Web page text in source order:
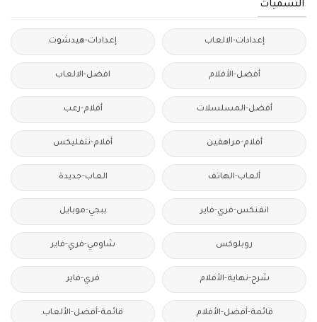
التسميات
إعدادات-الالعاب إعدادات-هيدشوت
أفضل-الأفلام افضل-الالعاب
أفضل-المسلسلات أفلام-رعب
أفلام-مراهقين أفلام-نتفليكس
ألعاب-الهاتف العاب-جديدة
انفنكس-فري-فاير ببجي-موبايل
روبلوكس شاومي-فري-فاير
شرح-نهاية-الأفلام فري-فاير
قائمة-أفضل-الأفلام قائمة-أفضل-الألعاب